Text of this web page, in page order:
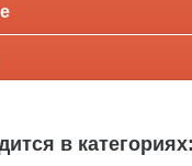
в категориях: